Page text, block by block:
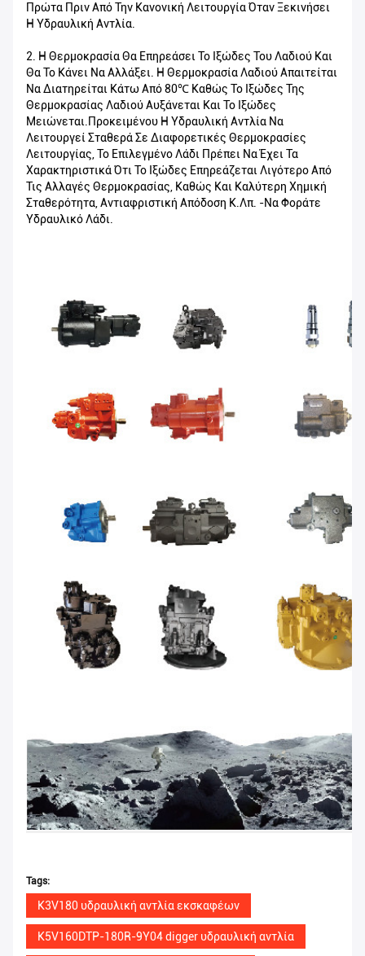
Πρώτα Πριν Από Την Κανονική Λειτουργία Όταν Ξεκινήσει
Η Υδραυλική Αντλία.
2. Η Θερμοκρασία Θα Επηρεάσει Το Ιξώδες Του Λαδιού Και
Θα Το Κάνει Να Αλλάξει. Η Θερμοκρασία Λαδιού Απαιτείται
Να Διατηρείται Κάτω Από 80℃ Καθώς Το Ιξώδες Της
Θερμοκρασίας Λαδιού Αυξάνεται Και Το Ιξώδες
Μειώνεται.Προκειμένου Η Υδραυλική Αντλία Να
Λειτουργεί Σταθερά Σε Διαφορετικές Θερμοκρασίες
Λειτουργίας, Το Επιλεγμένο Λάδι Πρέπει Να Έχει Τα
Χαρακτηριστικά Ότι Το Ιξώδες Επηρεάζεται Λιγότερο Από
Τις Αλλαγές Θερμοκρασίας, Καθώς Και Καλύτερη Χημική
Σταθερότητα, Αντιαφριστική Απόδοση Κ.λπ. -Να Φοράτε
Υδραυλικό Λάδι.
Tags:
K3V180 υδραυλική αντλία εκσκαφέων
K5V160DTP-180R-9Y04 digger υδραυλική αντλία